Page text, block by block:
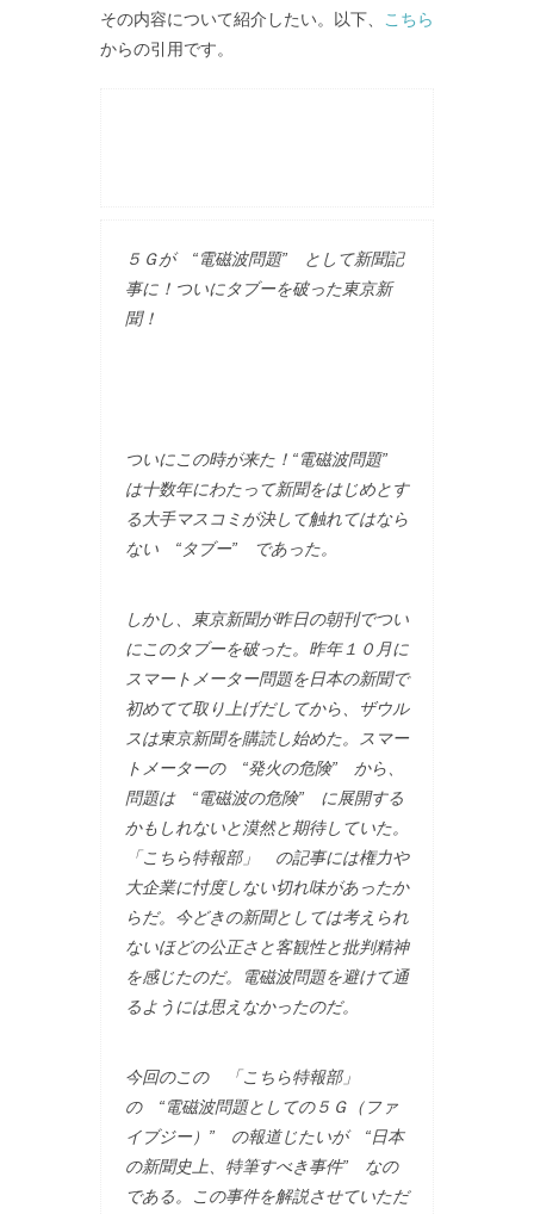
その内容について紹介したい。以下、
こちら
からの引用です。
５Ｇが “電磁波問題” として新聞記
事に！ついにタブーを破った東京新
聞！
ついにこの時が来た！“電磁波問題”
は十数年にわたって新聞をはじめとす
る大手マスコミが決して触れてはなら
ない “タブー” であった。
しかし、東京新聞が昨日の朝刊でつい
にこのタブーを破った。昨年１０月に
スマートメーター問題を日本の新聞で
初めてて取り上げだしてから、ザウル
スは東京新聞を購読し始めた。スマー
トメーターの “発火の危険” から、
問題は “電磁波の危険” に展開する
かもしれないと漠然と期待していた。
「こちら特報部」 の記事には権力や
大企業に忖度しない切れ味があったか
らだ。今どきの新聞としては考えられ
ないほどの公正さと客観性と批判精神
を感じたのだ。電磁波問題を避けて通
るようには思えなかったのだ。
今回のこの 「こちら特報部」
の “電磁波問題としての５Ｇ（ファ
イブジー）” の報道じたいが “日本
の新聞史上、特筆すべき事件” なの
である。この事件を解説させていただ